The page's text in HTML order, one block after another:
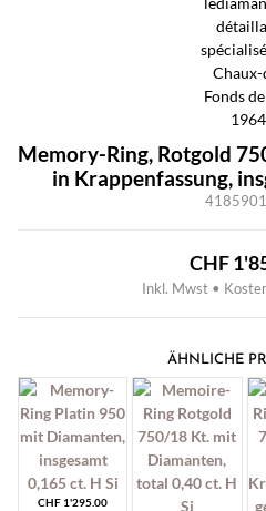
Memory-Ring, Rotgold
in Krappenfassung,
CHF
Inkl. Mwst •
ÄHNLICHE
CHF 1'295.00